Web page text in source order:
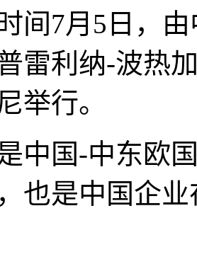
间7月5日，
雷利纳-波热
举行。
中国-中东欧
也是中国企